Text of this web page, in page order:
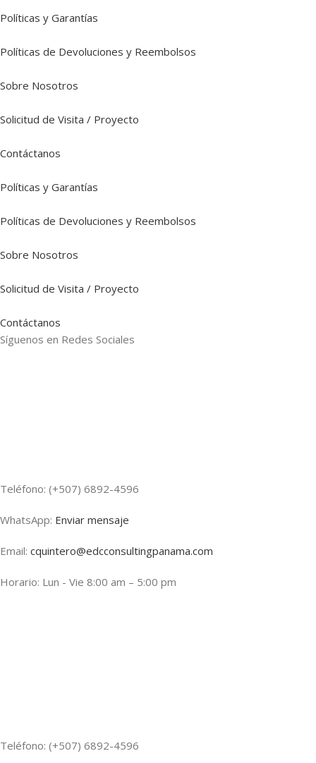
Políticas y Garantías
Políticas de Devoluciones y Reembolsos
Sobre Nosotros
Solicitud de Visita / Proyecto
Contáctanos
Políticas y Garantías
Políticas de Devoluciones y Reembolsos
Sobre Nosotros
Solicitud de Visita / Proyecto
Contáctanos
Síguenos en Redes Sociales
Teléfono: (+507) 6892-4596
WhatsApp: Enviar mensaje
Email: cquintero@edcconsultingpanama.com
Horario: Lun - Vie 8:00 am – 5:00 pm
Teléfono: (+507) 6892-4596